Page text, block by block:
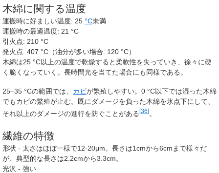
木綿に関する温度
運搬時に好ましい温度: 25 °C未満
運搬時の最適温度: 21 °C
引火点: 210 °C
発火点: 407 °C（油分が多い場合: 120 °C）
木綿は25 °C以上の温度で乾燥すると柔軟性を失っていき、徐々に硬
く脆くなっていく。長時間光を当てた場合にも同様である。
25–35 °Cの範囲では、 カビが繁殖しやすい。0 °C以下では湿った木綿
でもカビの繁殖が止む。既にダメージを負った木綿を氷点下にして、
それ以上のダメージの進行を防ぐことがある [36] 。
繊維の特徴
形状 - 太さはほぼ一様で12-20μm。長さは1cmから6cmまで様々だ
が、典型的な長さは2.2cmから3.3cm。
光沢 - 強い